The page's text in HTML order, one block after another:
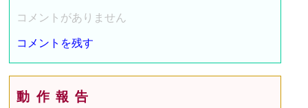
コメントがありません
コメントを残す
動作報告